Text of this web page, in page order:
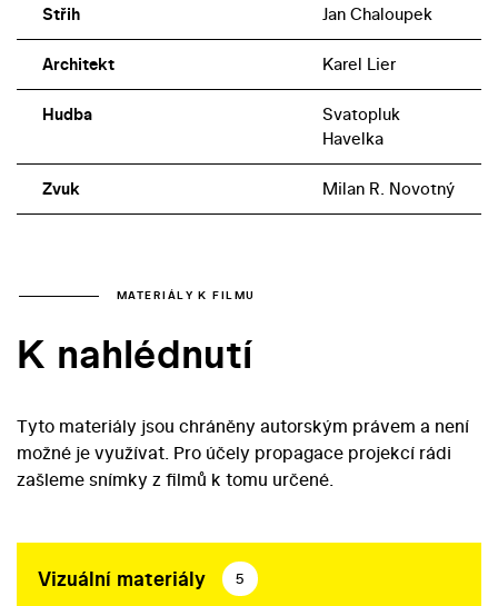
Střih Jan Chaloupek
Architekt Karel Lier
Hudba
Svatopluk
Havelka
Zvuk Milan R. Novotný
MATERIÁLY K FILMU
K nahlédnutí
Tyto materiály jsou chráněny autorským právem a není
možné je využívat. Pro účely propagace projekcí rádi
zašleme snímky z filmů k tomu určené.
Vizuální materiály 5